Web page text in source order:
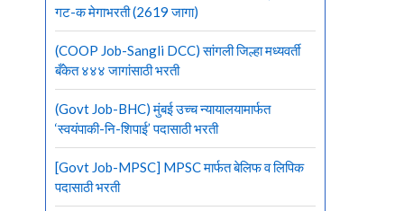
गट-क मेगाभरती (2619 जागा)
(COOP Job-Sangli DCC) सांगली जिल्हा मध्यवर्ती
बँकेत ४४४ जागांसाठी भरती
(Govt Job-BHC) मुंबई उच्च न्यायालयामार्फत
‘स्वयंपाकी-नि-शिपाई’ पदासाठी भरती
[Govt Job-MPSC] MPSC मार्फत बेलिफ व लिपिक
पदासाठी भरती